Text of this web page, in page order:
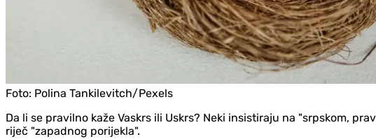
Foto: Polina Tankilevitch/Pexels
Da li se pravilno kaže Vaskrs ili Uskrs? Neki insistiraju na "srpskom,
riječ "zapadnog porijekla".